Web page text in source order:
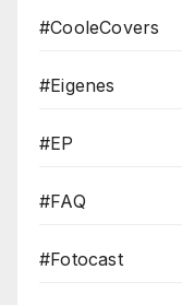
#CooleCovers
#Eigenes
#EP
#FAQ
#Fotocast